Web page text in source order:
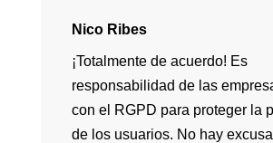
Nico Ribes
¡Totalmente de acuerdo! Es
responsabilidad de las
con el RGPD para proteger la
de los usuarios. No hay